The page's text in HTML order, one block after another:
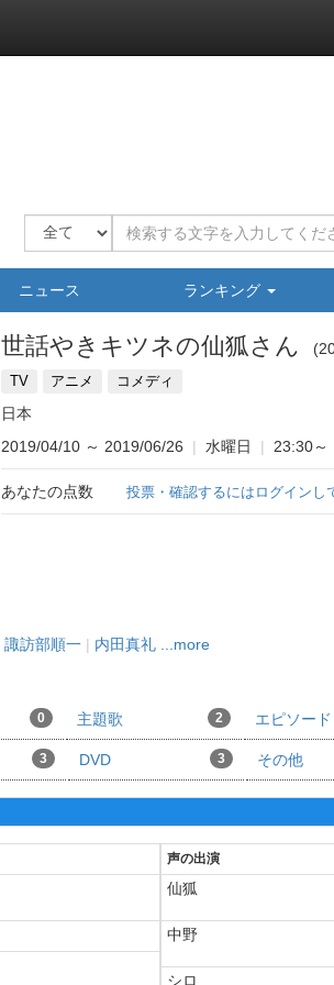
ニュース ランキング
世話やきキツネの仙狐さん
TV アニメ コメディ
日本
2019/04/10 ～ 2019/06/26 | 水曜日 | 23:30～
あなたの点数 投票・確認するにはログインし
諏訪部順一 | 内田真礼 ...more
0 主題歌 2 エピソード
3 DVD 3 その他
声の出演
仙狐
中野
シロ